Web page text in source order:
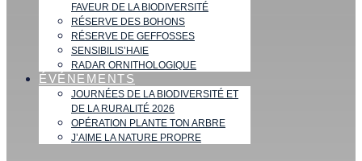
FAVEUR DE LA BIODIVERSITÉ
RÉSERVE DES BOHONS
RÉSERVE DE GEFFOSSES
SENSIBILIS’HAIE
RADAR ORNITHOLOGIQUE
ÉVÉNEMENTS
JOURNÉES DE LA BIODIVERSITÉ ET
DE LA RURALITÉ 2026
OPÉRATION PLANTE TON ARBRE
J’AIME LA NATURE PROPRE